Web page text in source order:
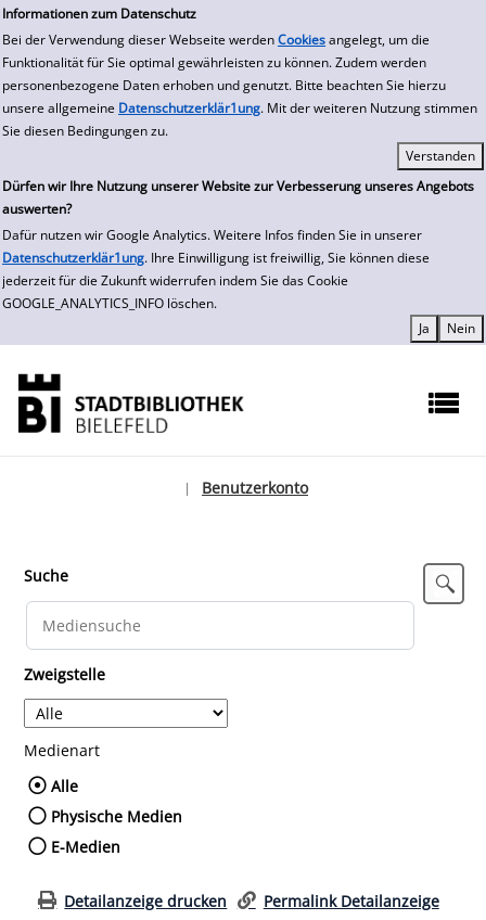
Informationen zum Datenschutz
Bei der Verwendung dieser Webseite werden Cookies angelegt, um die
Funktionalität für Sie optimal gewährleisten zu können. Zudem werden
personenbezogene Daten erhoben und genutzt. Bitte beachten Sie hierzu
unsere allgemeine Datenschutzerklär1ung. Mit der weiteren Nutzung stimmen
Sie diesen Bedingungen zu.
Dürfen wir Ihre Nutzung unserer Website zur Verbesserung unseres Angebots
auswerten?
Dafür nutzen wir Google Analytics. Weitere Infos finden Sie in unserer
Datenschutzerklär1ung. Ihre Einwilligung ist freiwillig, Sie können diese
jederzeit für die Zukunft widerrufen indem Sie das Cookie
GOOGLE_ANALYTICS_INFO löschen.
zur Navigation springen
zum Inhalt springen
Zur Detailanzeige springen
Benutzerkonto
Suche
Zweigstelle
Medienart
Wählen Sie die Medienart nach der Sie
Alle
Physische Medien
E-Medien
Detailanzeige drucken
Permalink Detailanzeige